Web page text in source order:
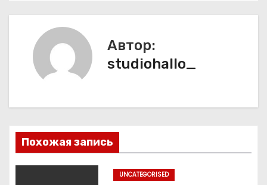
г
п
о
Автор:
studiohallo_
Похожая запись
UNCATEGORISED